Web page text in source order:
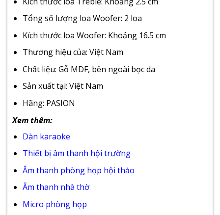
Tổng số lượng loa Woofer: 2 loa
Kích thước loa Woofer: Khoảng 16.5 cm
Thương hiệu của: Việt Nam
Chất liệu: Gỗ MDF, bên ngoài bọc da
Sản xuất tại: Việt Nam
Hãng: PASION
Xem thêm:
Dàn karaoke
Thiết bị âm thanh hội trường
Âm thanh phòng họp hội thảo
Âm thanh nhà thờ
Micro phòng họp